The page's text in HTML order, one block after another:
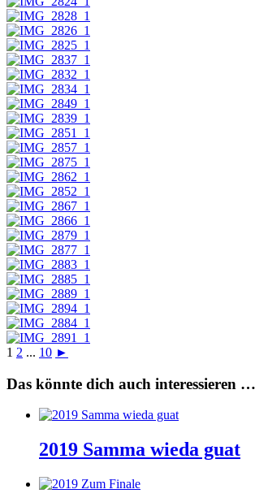
1 2 ... 10 ►
Das könnte dich auch interessieren …
2019 Samma wieda guat